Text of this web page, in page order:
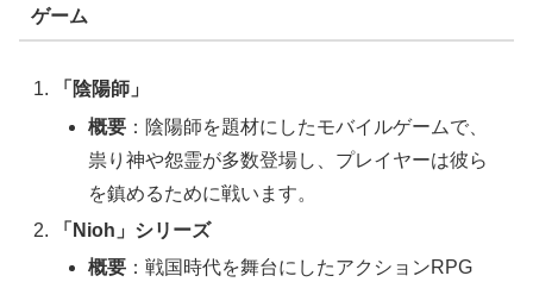
ゲーム
「陰陽師」
概要 ：陰陽師を題材にしたモバイルゲームで、
祟り神や怨霊が多数登場し、プレイヤーは彼ら
を鎮めるために戦います。
「Nioh」シリーズ
概要 ：戦国時代を舞台にしたアクションRPG